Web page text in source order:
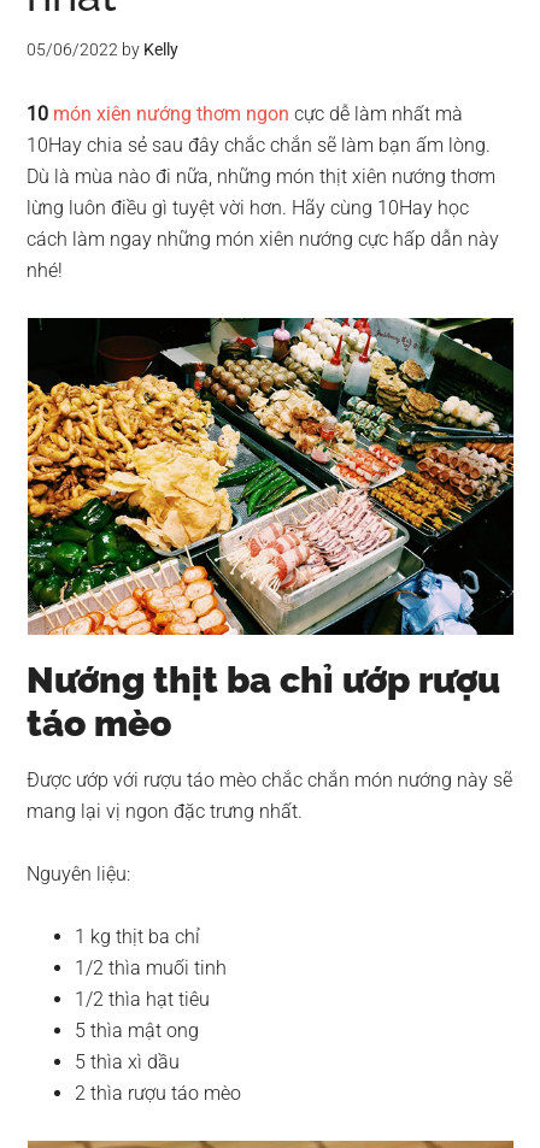
05/06/2022 by Kelly
10 món xiên nướng thơm ngon cực dễ làm nhất mà
10Hay chia sẻ sau đây chắc chắn sẽ làm bạn ấm lòng.
Dù là mùa nào đi nữa, những món thịt xiên nướng thơm
lừng luôn điều gì tuyệt vời hơn. Hãy cùng 10Hay học
cách làm ngay những món xiên nướng cực hấp dẫn này
nhé!
Nướng thịt ba chỉ ướp rượu
táo mèo
Được ướp với rượu táo mèo chắc chắn món nướng này sẽ
mang lại vị ngon đặc trưng nhất.
Nguyên liệu:
1 kg thịt ba chỉ
1/2 thìa muối tinh
1/2 thìa hạt tiêu
5 thìa mật ong
5 thìa xì dầu
2 thìa rượu táo mèo